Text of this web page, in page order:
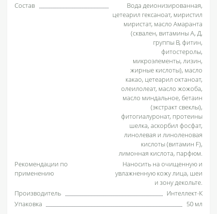
Состав
Вода деионизированная,
цетеарил гексаноат, миристил
миристат, масло Амаранта
(сквален, витамины А, Д,
группы В, фитин,
фитостеролы,
микроэлементы, лизин,
жирные кислоты), масло
какао, цетеарил октаноат,
олеилолеат, масло жожоба,
масло миндальное, бетаин
(экстракт свеклы),
фитогиалуронат, протеины
шелка, аскорбил фосфат,
линолевая и линоленовая
кислоты (витамин F),
лимонная кислота, парфюм.
Рекомендации по
применению
Наносить на очищенную и
увлажненную кожу лица, шеи
и зону декольте.
Производитель
Интеллект-К
Упаковка
50 мл